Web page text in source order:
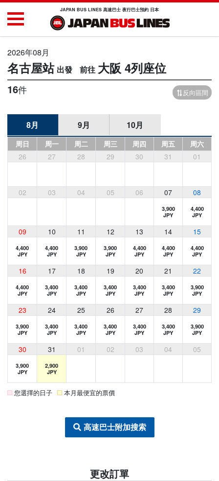
JAPAN BUS LINES 高速巴士 夜行巴士預約 日本
2026年08月
名古屋站 大阪 4列座位
16件 反向區間
8月 9月 10月
周日 周一 周二 周三 周四 周五
周六
26
27 28 29 30 31 01
02 03 04 05 06 07 08
3,900
JPY
4,400
JPY
09 10 11 12 13 14 15
4,400
JPY
4,400
JPY
3,900
JPY
3,900
JPY
4,400
JPY
4,400
JPY
4,400
JPY
16 17 18 19 20 21 22
4,400
JPY
3,400
JPY
3,400
JPY
3,400
JPY
3,400
JPY
3,400
JPY
3,900
JPY
23 24 25 26 27 28 29
3,900
JPY
3,400
JPY
3,400
JPY
3,400
JPY
3,400
JPY
3,400
JPY
3,900
JPY
30 31 01 02 03 04 05
3,900
JPY
2,900
JPY
您選擇的日子 本月最便宜的票價
高速巴士附加搜索
更改訂單